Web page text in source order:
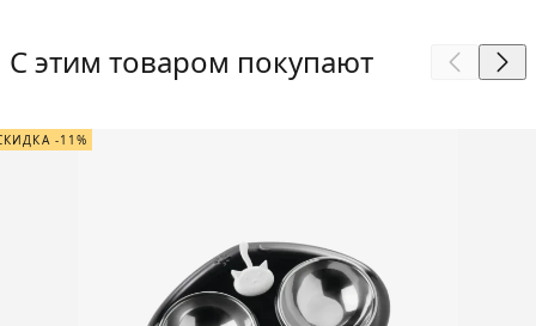
С этим товаром покупают
-11%